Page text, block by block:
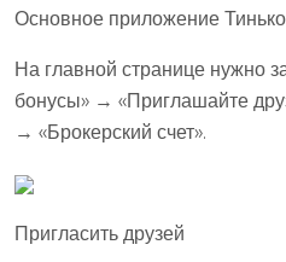
Основное приложение
На главной странице нужно
бонусы» → «Приглашайте
→ «Брокерский счет».
Пригласить друзей